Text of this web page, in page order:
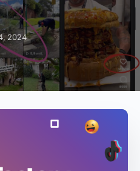
2024